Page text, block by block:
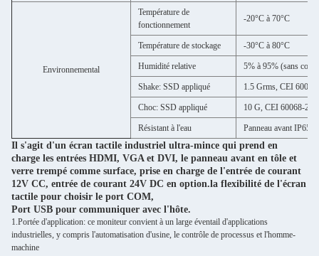
Environnemental
Température de
fonctionnement
-20°C à 70°C
Température de stockage -30°C à 80°C
Humidité relative 5% à 95% (sans
Shake: SSD appliqué 1.5 Grms, CEI
Choc: SSD appliqué 10 G, CEI 60068-2-
Résistant à l'eau Panneau avant IP65
Il s'agit d'un écran tactile industriel ultra-mince qui prend en
charge les entrées HDMI, VGA et DVI, le panneau avant en tôle et
verre trempé comme surface, prise en charge de l'entrée de courant
12V CC, entrée de courant 24V DC en option.la flexibilité de l'écran
tactile pour choisir le port COM,
Port USB pour communiquer avec l'hôte.
1.Portée d'application: ce moniteur convient à un large éventail d'applications
industrielles, y compris l'automatisation d'usine, le contrôle de processus et l'homme-
machine